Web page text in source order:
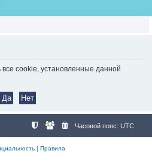
cookie, установленные данной
Часовой пояс: UTC
| Правила